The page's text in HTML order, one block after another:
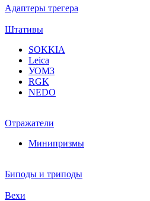
Адаптеры трегера
Штативы
SOKKIA
Leica
УОМЗ
RGK
NEDO
Отражатели
Минипризмы
Биподы и триподы
Вехи